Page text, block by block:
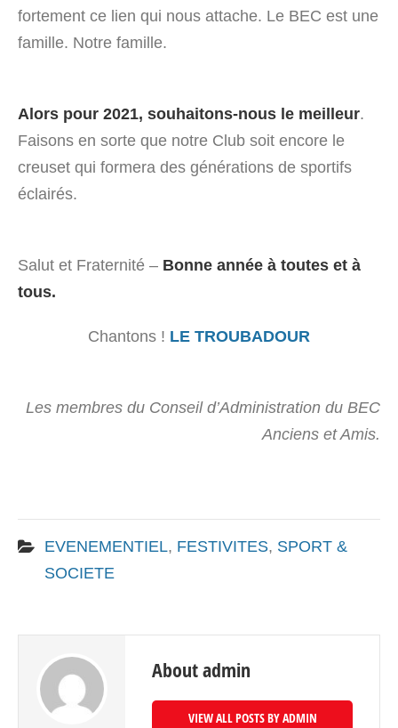
fortement ce lien qui nous attache. Le BEC est une
famille. Notre famille.
Alors pour 2021, souhaitons-nous le meilleur.
Faisons en sorte que notre Club soit encore le
creuset qui formera des générations de sportifs
éclairés.
Salut et Fraternité – Bonne année à toutes et à
tous.
Chantons ! LE TROUBADOUR
Les membres du Conseil d’Administration du BEC
Anciens et Amis.
EVENEMENTIEL, FESTIVITES, SPORT &
SOCIETE
About admin
VIEW ALL POSTS BY ADMIN